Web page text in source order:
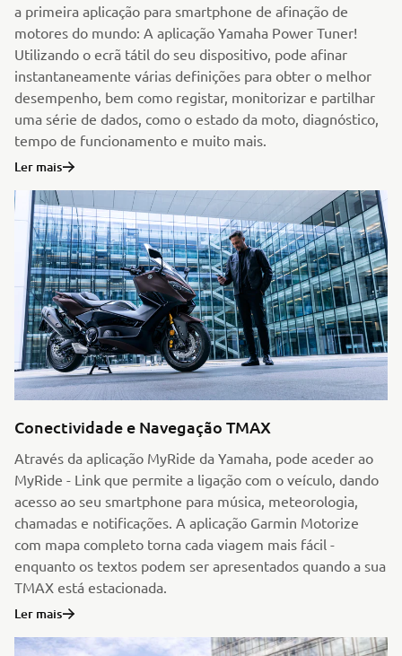
a primeira aplicação para smartphone de afinação de
motores do mundo: A aplicação Yamaha Power Tuner!
Utilizando o ecrã tátil do seu dispositivo, pode afinar
instantaneamente várias definições para obter o melhor
desempenho, bem como registar, monitorizar e partilhar
uma série de dados, como o estado da moto, diagnóstico,
tempo de funcionamento e muito mais.
Ler mais
Conectividade e Navegação TMAX
Através da aplicação MyRide da Yamaha, pode aceder ao
MyRide - Link que permite a ligação com o veículo, dando
acesso ao seu smartphone para música, meteorologia,
chamadas e notificações. A aplicação Garmin Motorize
com mapa completo torna cada viagem mais fácil -
enquanto os textos podem ser apresentados quando a sua
TMAX está estacionada.
Ler mais